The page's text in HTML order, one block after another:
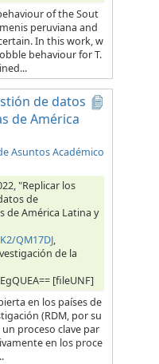
of the Sout
peruviana and
In this work, w
behaviour for T.
de datos
de América
Asuntos Académico
"Replicar los
de
de América Latina y
QM17DJ,
de la
[fileUNF]
en los países de
(RDM, por su
proceso clave par
en los proce